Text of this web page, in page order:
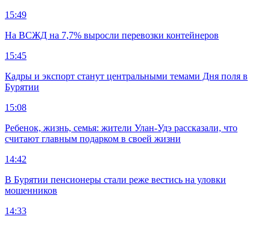
15:49
На ВСЖД на 7,7% выросли перевозки контейнеров
15:45
Кадры и экспорт станут центральными темами Дня поля в
Бурятии
15:08
Ребенок, жизнь, семья: жители Улан-Удэ рассказали, что
считают главным подарком в своей жизни
14:42
В Бурятии пенсионеры стали реже вестись на уловки
мошенников
14:33